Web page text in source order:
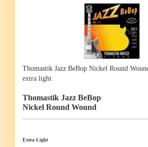
Tho­mas­tik Jazz BeBop Ni­ckel Round
extra light
Tho­mas­tik Jazz BeBop
Ni­ckel Round Wound
Extra Light